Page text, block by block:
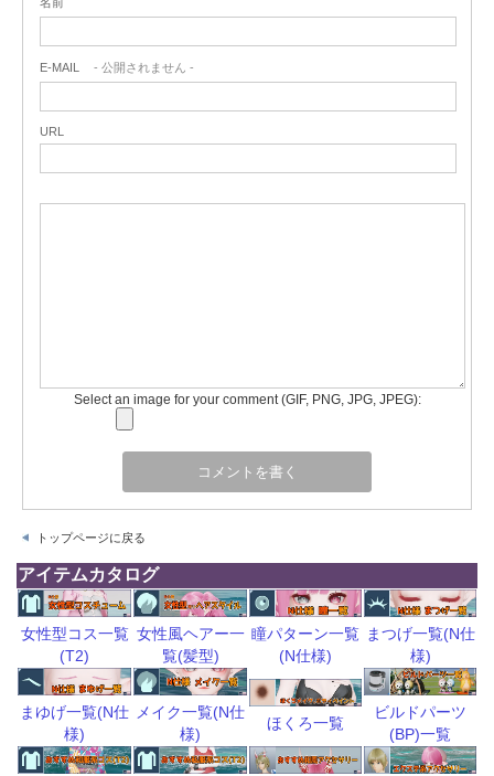
E-MAIL - 公開されません -
URL
Select an image for your comment (GIF, PNG, JPG, JPEG):
トップページに戻る
アイテムカタログ
女性型コス一覧
(T2)
女性風ヘアー一
覧(髪型)
瞳パターン一覧
(N仕様)
まつげ一覧(N仕
様)
まゆげ一覧(N仕
様)
メイク一覧(N仕
様)
ほくろ一覧
ビルドパーツ
(BP)一覧